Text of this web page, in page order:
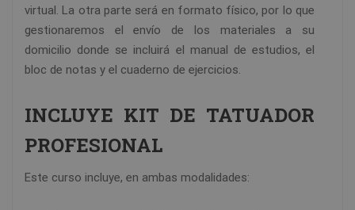
virtual. La otra parte será en formato físico, por lo que
gestionaremos el envío de los materiales a su
domicilio donde se incluirá el manual de estudios, el
bloc de notas y el cuaderno de ejercicios.
INCLUYE KIT DE TATUADOR
PROFESIONAL
Este curso incluye, en ambas modalidades: